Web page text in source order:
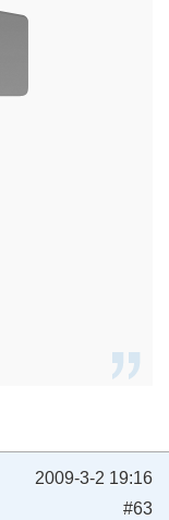
2009-3-2 19:16
#63